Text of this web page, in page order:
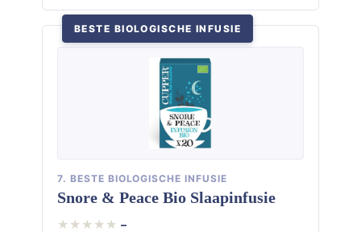
BESTE BIOLOGISCHE INFUSIE
7. BESTE BIOLOGISCHE INFUSIE
Snore & Peace Bio Slaapinfusie
–